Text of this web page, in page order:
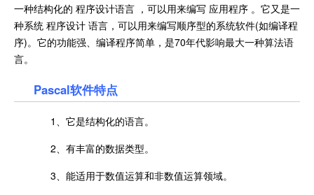
一种结构化的 程序设计语言 ，可以用来编写 应用程序 。它又是一
种系统 程序设计 语言，可以用来编写顺序型的系统软件(如编译程
序)。它的功能强、编译程序简单，是70年代影响最大一种算法语
言。
Pascal软件特点
1、它是结构化的语言。
2、有丰富的数据类型。
3、能适用于数值运算和非数值运算领域。